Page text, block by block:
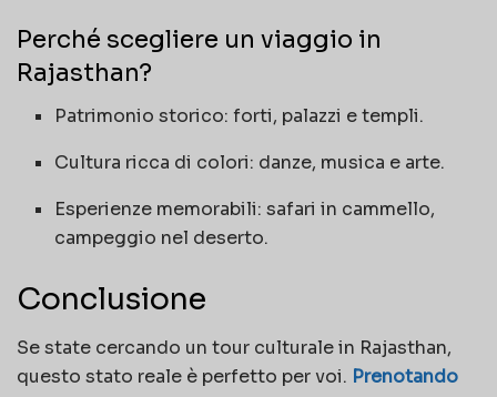
Perché scegliere un viaggio in
Rajasthan?
Patrimonio storico: forti, palazzi e templi.
Cultura ricca di colori: danze, musica e arte.
Esperienze memorabili: safari in cammello,
campeggio nel deserto.
Conclusione
Se state cercando un tour culturale in Rajasthan,
questo stato reale è perfetto per voi. Prenotando